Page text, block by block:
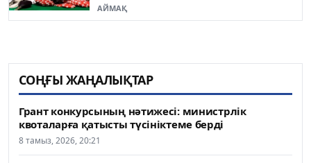
АЙМАҚ
СОҢҒЫ ЖАҢАЛЫҚТАР
Грант конкурсының нәтижесі: министрлік
квоталарға қатысты түсініктеме берді
8 тамыз, 2026, 20:21